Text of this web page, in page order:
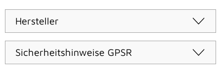
Hersteller
Sicherheitshinweise GPSR